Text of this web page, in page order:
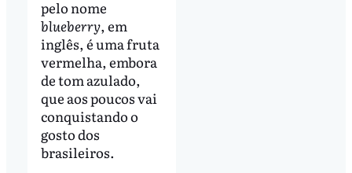
pelo nome
blueberry, em
inglês, é uma fruta
vermelha, embora
de tom azulado,
que aos poucos vai
conquistando o
gosto dos
brasileiros.